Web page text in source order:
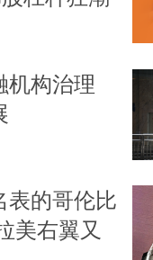
机构治理
表的哥伦比
美右翼又